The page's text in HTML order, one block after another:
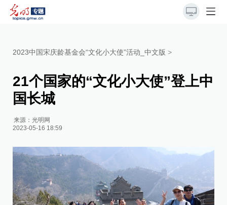
2023中国宋庆龄基金会“文化小大使”活动_中文版 >
21个国家的“文化小大使”登上中
国长城
来源：光明网
2023-05-16 18:59